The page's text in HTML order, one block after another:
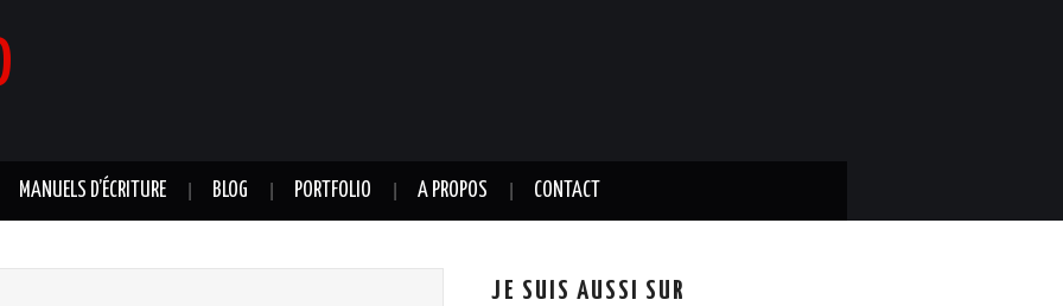
MANUELS D’ÉCRITURE BLOG PORTFOLIO A PROPOS CONTACT
JE SUIS AUSSI SUR